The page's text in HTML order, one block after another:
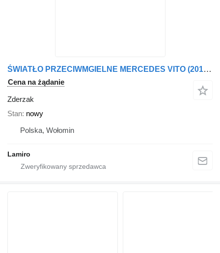
ŚWIATŁO PRZECIWMGIELNE MERCEDES VITO (2014-) ZDERZAK PRZEDNI Z OTWOREM NA ŚWIATŁO PRZECIWMGIELNE do ciężarówki
Cena na żądanie
Zderzak
Stan nowy
Polska, Wołomin
Lamiro